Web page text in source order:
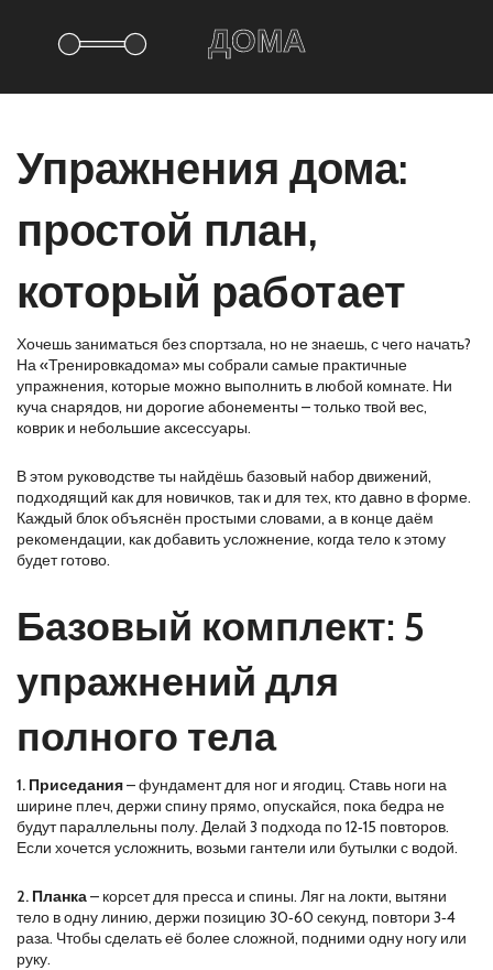
Упражнения дома:
простой план,
который работает
Хочешь заниматься без спортзала, но не знаешь, с чего начать?
На «Тренировкадома» мы собрали самые практичные
упражнения, которые можно выполнить в любой комнате. Ни
куча снарядов, ни дорогие абонементы – только твой вес,
коврик и небольшие аксессуары.
В этом руководстве ты найдёшь базовый набор движений,
подходящий как для новичков, так и для тех, кто давно в форме.
Каждый блок объяснён простыми словами, а в конце даём
рекомендации, как добавить усложнение, когда тело к этому
будет готово.
Базовый комплект: 5
упражнений для
полного тела
1. Приседания– фундамент для ног и ягодиц. Ставь ноги на
ширине плеч, держи спину прямо, опускайся, пока бедра не
будут параллельны полу. Делай 3 подхода по 12‑15 повторов.
Если хочется усложнить, возьми гантели или бутылки с водой.
2. Планка– корсет для пресса и спины. Ляг на локти, вытяни
тело в одну линию, держи позицию 30‑60 секунд, повтори 3‑4
раза. Чтобы сделать её более сложной, подними одну ногу или
руку.